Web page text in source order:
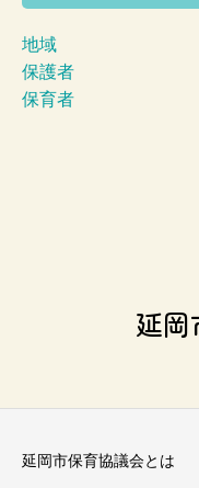
地域
保護者
保育者
延
延岡市保育協議会とは